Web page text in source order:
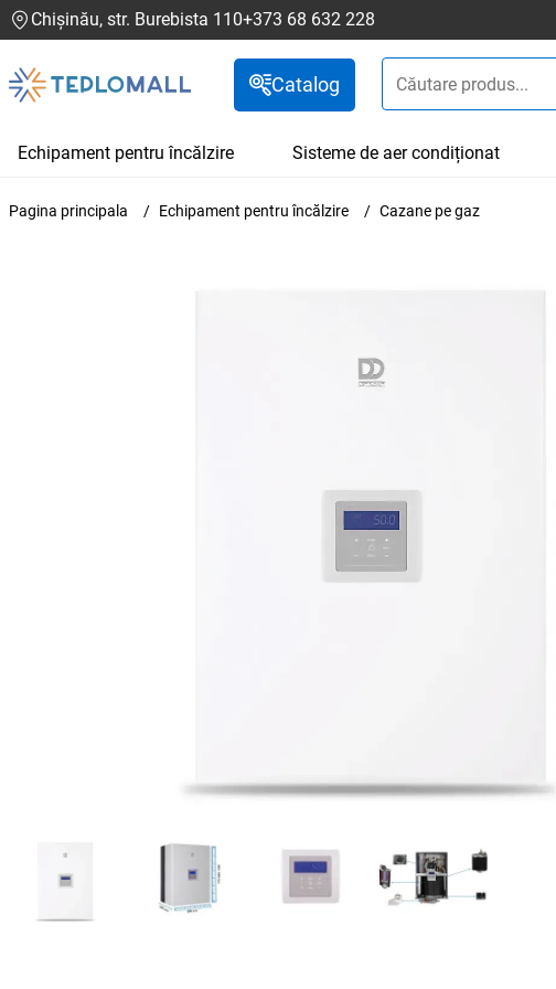
Chișinău, str. Burebista 110+373 68 632 228
Catalog
Echipament pentru încălzire Sisteme de aer condiționat
Pagina principala Echipament pentru încălzire Cazane pe gaz